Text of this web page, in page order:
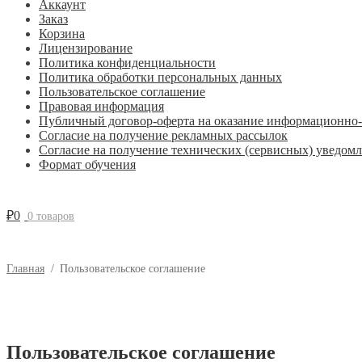
Аккаунт
Заказ
Корзина
Лицензирование
Политика конфиденциальности
Политика обработки персональных данных
Пользовательское соглашение
Правовая информация
Публичный договор-оферта на оказание
Согласие на получение рекламных рассылок
Согласие на получение технических (сервисных)
Формат обучения
₽0 0 товаров
Главная / Пользовательское соглашение
Пользовательское соглашение